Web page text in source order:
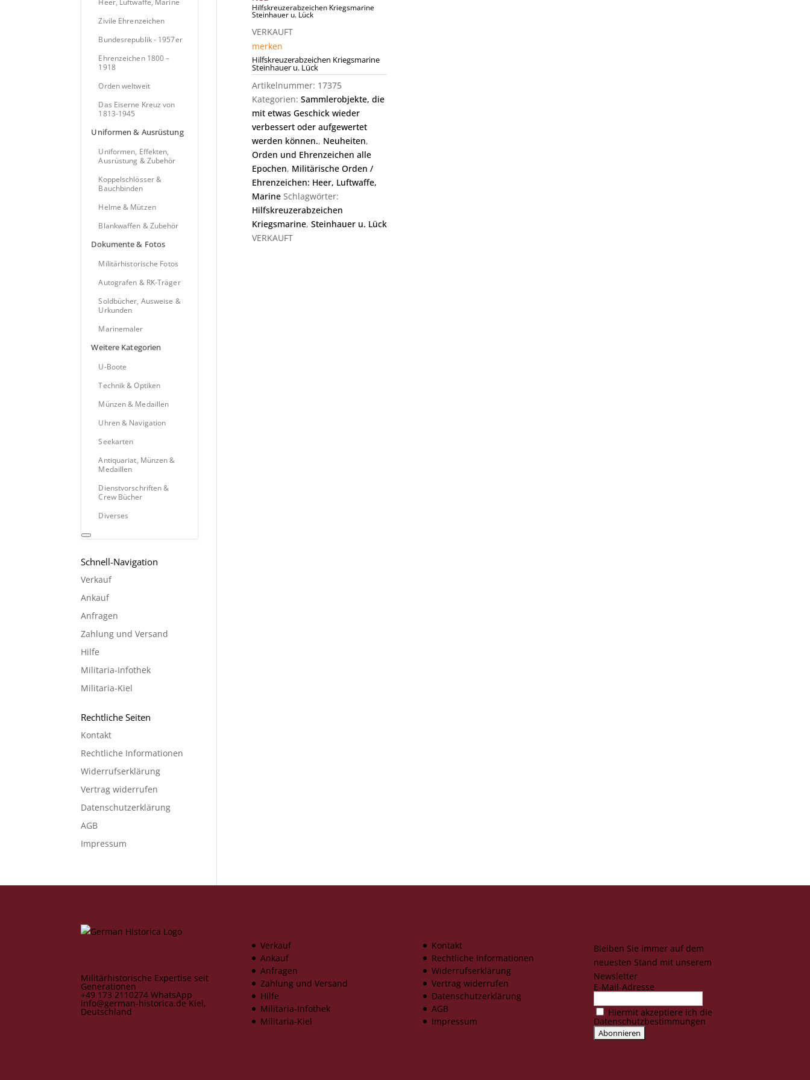
Hilfskreuzerabzeichen Kriegsmarine
Steinhauer u. Lück
VERKAUFT
merken
Hilfskreuzerabzeichen Kriegsmarine
Steinhauer u. Lück
Artikelnummer: 17375
Kategorien: Sammlerobjekte, die
mit etwas Geschick wieder
verbessert oder aufgewertet
werden können., Neuheiten,
Orden und Ehrenzeichen alle
Epochen, Militärische Orden /
Ehrenzeichen: Heer, Luftwaffe,
Marine Schlagwörter:
Hilfskreuzerabzeichen
Kriegsmarine, Steinhauer u. Lück
VERKAUFT
Heer, Luftwaffe, Marine
Zivile Ehrenzeichen
Bundesrepublik - 1957er
Ehrenzeichen 1800 –
1918
Orden weltweit
Das Eiserne Kreuz von
1813-1945
Uniformen & Ausrüstung
Uniformen, Effekten,
Ausrüstung & Zubehör
Koppelschlösser &
Bauchbinden
Helme & Mützen
Blankwaffen & Zubehör
Dokumente & Fotos
Militärhistorische Fotos
Autografen & RK-Träger
Soldbücher, Ausweise &
Urkunden
Marinemaler
Weitere Kategorien
U-Boote
Technik & Optiken
Münzen & Medaillen
Uhren & Navigation
Seekarten
Antiquariat, Münzen &
Medaillen
Dienstvorschriften &
Crew Bücher
Diverses
Schnell-Navigation
Verkauf
Ankauf
Anfragen
Zahlung und Versand
Hilfe
Militaria-Infothek
Militaria-Kiel
Rechtliche Seiten
Kontakt
Rechtliche Informationen
Widerrufserklärung
Vertrag widerrufen
Datenschutzerklärung
AGB
Impressum
Militärhistorische Expertise seit
Generationen
+49 173 2110274 WhatsApp
info@german-historica.de Kiel,
Deutschland
Verkauf
Ankauf
Anfragen
Zahlung und Versand
Hilfe
Militaria-Infothek
Militaria-Kiel
Kontakt
Rechtliche Informationen
Widerrufserklärung
Vertrag widerrufen
Datenschutzerklärung
AGB
Impressum
Bleiben Sie immer auf dem
neuesten Stand mit unserem
Newsletter
E-Mail-Adresse
Hiermit akzeptiere ich die
Datenschutzbestimmungen